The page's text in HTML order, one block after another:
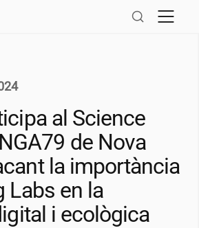
al Science
de Nova
la importància
Labs en la
i ecològica